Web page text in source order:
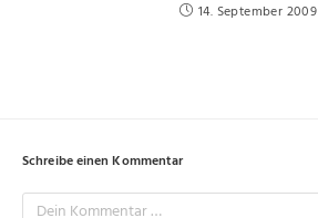
14. September 2009
Schreibe einen Kommentar